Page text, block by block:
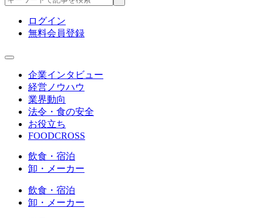
ログイン
無料会員登録
企業インタビュー
経営ノウハウ
業界動向
法令・食の安全
お役立ち
FOODCROSS
飲食・宿泊
卸・メーカー
飲食・宿泊
卸・メーカー